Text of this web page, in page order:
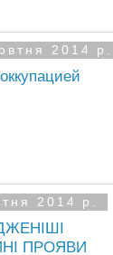
2014 р.
2014 р.
ПРОЯВИ